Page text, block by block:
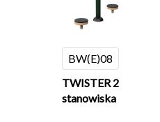
BW(E)08
TWISTER 2
stanowiska